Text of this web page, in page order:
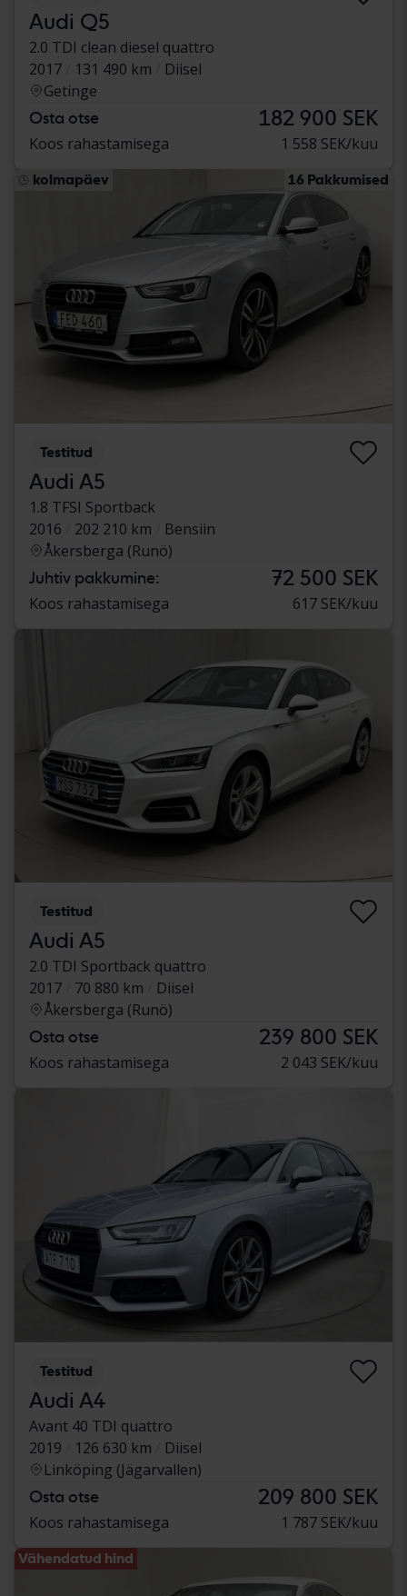
Audi Q5
2.0 TDI clean diesel quattro
2017
131 490 km
Diisel
Getinge
Osta otse 182 900 SEK
Koos rahastamisega 1 558 SEK/kuu
kolmapäev 16 Pakkumised
Testitud
Audi A5
1.8 TFSI Sportback
2016
202 210 km
Bensiin
Åkersberga (Runö)
Juhtiv pakkumine: 72 500 SEK
Koos rahastamisega 617 SEK/kuu
Testitud
Audi A5
2.0 TDI Sportback quattro
2017
70 880 km
Diisel
Åkersberga (Runö)
Osta otse 239 800 SEK
Koos rahastamisega 2 043 SEK/kuu
Testitud
Audi A4
Avant 40 TDI quattro
2019
126 630 km
Diisel
Linköping (Jägarvallen)
Osta otse 209 800 SEK
Koos rahastamisega 1 787 SEK/kuu
Vähendatud hind